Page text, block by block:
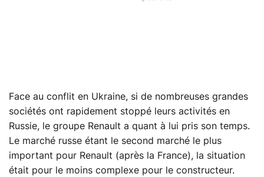
Face au conflit en Ukraine, si de nombreuses grandes
sociétés ont rapidement stoppé leurs activités en
Russie, le groupe Renault a quant à lui pris son temps.
Le marché russe étant le second marché le plus
important pour Renault (après la France), la situation
était pour le moins complexe pour le constructeur.